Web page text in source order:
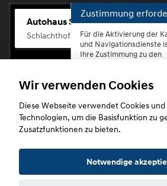
Autohaus Scherhag
Schlachthofstr. 68, 56073 Koblenz-
Zustimmung
Für die Aktivierung der
und Navigationsdienste
Ihre Zustimmung zu den
erforderlich.
Zustimmen
Copyright © 2026.
Wir verwenden Cookies
Diese Webseite verwendet Cookies und
Technologien, um die Basisfunktion zu
Zusatzfunktionen zu bieten.
Notwendige